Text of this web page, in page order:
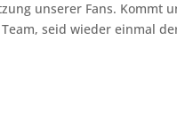
unserer Fans. Kommt
seid wieder einmal